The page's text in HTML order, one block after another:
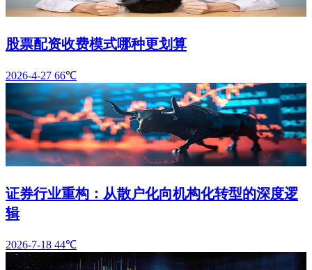
股票配资收费模式哪种更划算
2026-4-27 66℃
证券行业重构：从散户化向机构化转型的深度逻
辑
2026-7-18 44℃